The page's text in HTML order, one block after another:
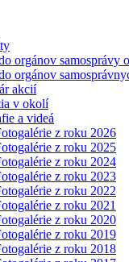
orgánov samosprávy
orgánov
akcií
v okolí
a videá
z roku 2026
z roku 2025
z roku 2024
z roku 2023
z roku 2022
z roku 2021
z roku 2020
z roku 2019
z roku 2018